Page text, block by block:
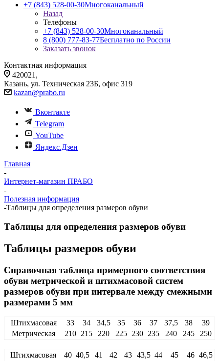
+7 (843) 528-00-30Многоканальный
Назад
Телефоны
+7 (843) 528-00-30Многоканальный
8 (800) 777-83-77Бесплатно по России
Заказать звонок
Контактная информация
420021,
Казань, ул. Техническая 23Б, офис 319
kazan@prabo.ru
Вконтакте
Telegram
YouTube
Яндекс.Дзен
Главная
-
Интернет-магазин ПРАБО
-
Полезная информация
-Таблицы для определения размеров обуви
Таблицы для определения размеров обуви
Таблицы размеров обуви
Справочная таблица примерного соответствия
обуви метрической и штихмасовой систем
размеров обуви при интервале между смежными
размерами 5 мм
Штихмасовая 33 34 34,5 35 36 37 37,5 38
39
Метрическая
210 215 220 225 230 235 240 245 250
Штихмасовая 40 40,5 41 42 43 43,5 44 45 46 46,5